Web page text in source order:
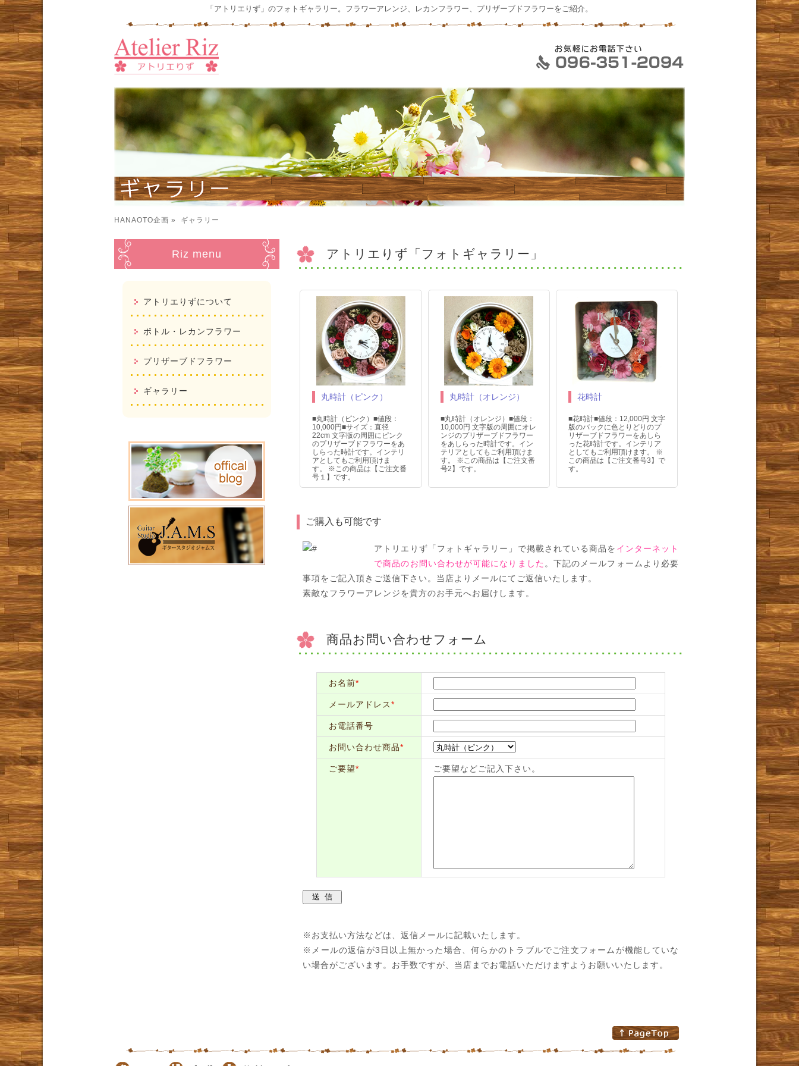
「アトリエりず」のフォトギャラリー。フラワーアレンジ、レカンフラワー、プリザーブドフラワーをご紹介。
HANAOTO企画 » ギャラリー
Riz menu
アトリエりずについて
ボトル・レカンフラワー
プリザーブドフラワー
ギャラリー
アトリエりず「フォトギャラリー」
丸時計（ピンク）
■丸時計（ピンク）■値段：
10,000円■サイズ：直径
22cm 文字版の周囲にピンク
のプリザーブドフラワーをあ
しらった時計です。インテリ
アとしてもご利用頂けま
す。 ※この商品は【ご注文番
号１】です。
丸時計（オレンジ）
■丸時計（オレンジ）■値段：
10,000円 文字版の周囲にオレ
ンジのプリザーブドフラワー
をあしらった時計です。イン
テリアとしてもご利用頂けま
す。 ※この商品は【ご注文番
号2】です。
花時計
■花時計■値段：12,000円 文字
版のバックに色とりどりのプ
リザーブドフラワーをあしら
った花時計です。インテリア
としてもご利用頂けます。 ※
この商品は【ご注文番号3】で
す。
ご購入も可能です
アトリエりず「フォトギャラリー」で掲載されている商品を インターネット
で商品のお問い合わせが可能になりました 。下記のメールフォームより必要
事項をご記入頂きご送信下さい。当店よりメールにてご返信いたします。
素敵なフラワーアレンジを貴方のお手元へお届けします。
商品お問い合わせフォーム
お名前*
メールアドレス*
お電話番号
お問い合わせ商品*
ご要望* ご要望などご記入下さい。
※お支払い方法などは、返信メールに記載いたします。
※メールの返信が3日以上無かった場合、何らかのトラブルでご注文フォームが機能していな
い場合がございます。お手数ですが、当店までお電話いただけますようお願いいたします。